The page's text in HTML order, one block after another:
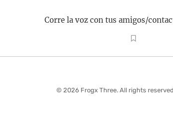
Corre la voz con tus amigos/
© 2026 Frogx Three. All rights